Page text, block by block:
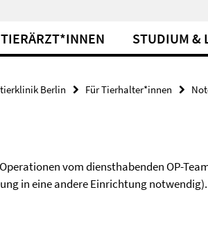
STUDIUM &
Berlin Für Tierhalter*innen
vom diensthabenden OP-
in eine andere Einrichtung notwendig).